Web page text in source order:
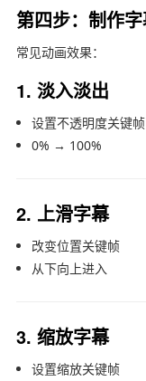
第四步：制作字
常见动画效果：
1. 淡入淡出
设置不透明度关键帧
0% → 100%
2. 上滑字幕
改变位置关键帧
从下向上进入
3. 缩放字幕
设置缩放关键帧